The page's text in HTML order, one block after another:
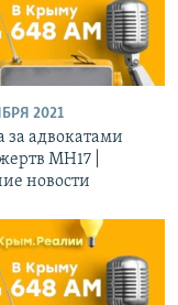
2021
за адвокатами
МН17 |
новости